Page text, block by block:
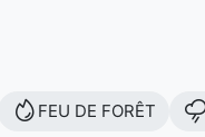
FEU DE FORÊT